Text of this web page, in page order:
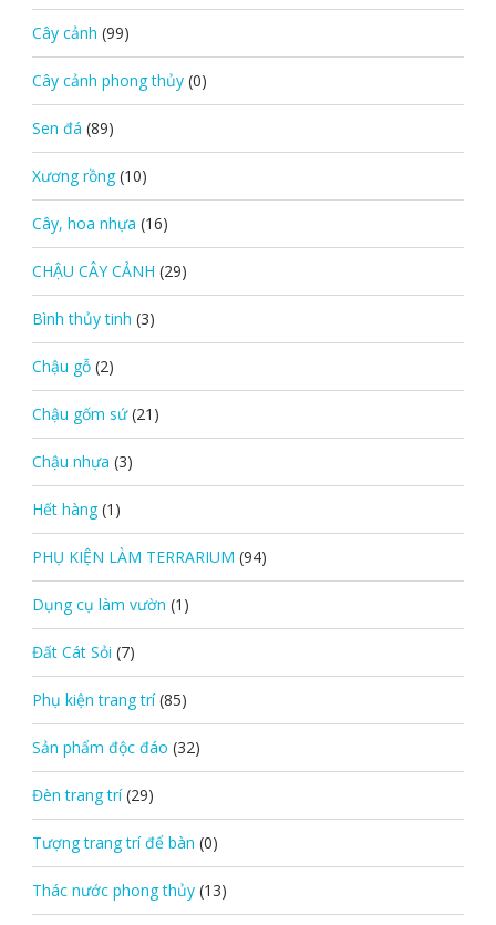
Cây cảnh (99)
Cây cảnh phong thủy (0)
Sen đá (89)
Xương rồng (10)
Cây, hoa nhựa (16)
CHẬU CÂY CẢNH (29)
Bình thủy tinh (3)
Chậu gỗ (2)
Chậu gốm sứ (21)
Chậu nhựa (3)
Hết hàng (1)
PHỤ KIỆN LÀM TERRARIUM (94)
Dụng cụ làm vườn (1)
Đất Cát Sỏi (7)
Phụ kiện trang trí (85)
Sản phẩm độc đáo (32)
Đèn trang trí (29)
Tượng trang trí để bàn (0)
Thác nước phong thủy (13)